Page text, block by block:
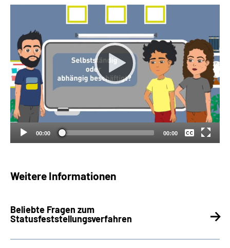
00:00 00:00
Keine
Deutsch
Weitere Informationen
Beliebte Fragen zum
Statusfeststellungsverfahren